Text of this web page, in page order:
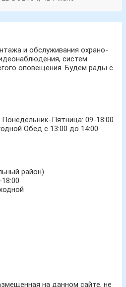
и обслуживания охрано-
систем
оповещения. Будем рады с
Понедельник-Пятница: 09-18:00
Обед с 13:00 до 14:00
район)
на данном сайте, не